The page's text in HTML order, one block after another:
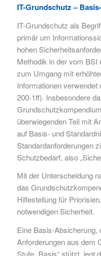
IT-Grundschutz –
IT-Grundschutz als
primär um
hohen
Methodik in der vom
zum Umgang mit
Informationen
200-1ff). Insbesondere
überwiegenden Teil mit
auf Basis- und
Standardanforderungen
Schutzbedarf, also
Mit der Unterscheidung
das
Hilfestellung für
notwendigen Sicherheit.
Eine Basis-Absicherung,
Anforderungen aus dem
Stufe „Basis“ stützt, legt